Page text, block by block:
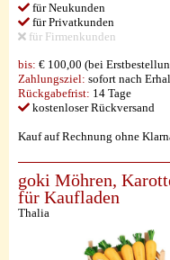
für Neukunden
für Privatkunden
für Firmenkunden
bis: € 100,00 (bei
Zahlungsziel: sofort nach
Rückgabefrist: 14 Tage
kostenloser Rückversand
Kauf auf Rechnung ohne
goki Möhren,
für Kaufladen
Thalia